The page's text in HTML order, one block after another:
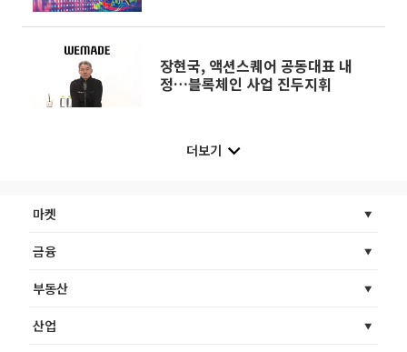
장현국, 액션스퀘어 공동대표 내
정…블록체인 사업 진두지휘
더보기
마켓
금융
부동산
산업